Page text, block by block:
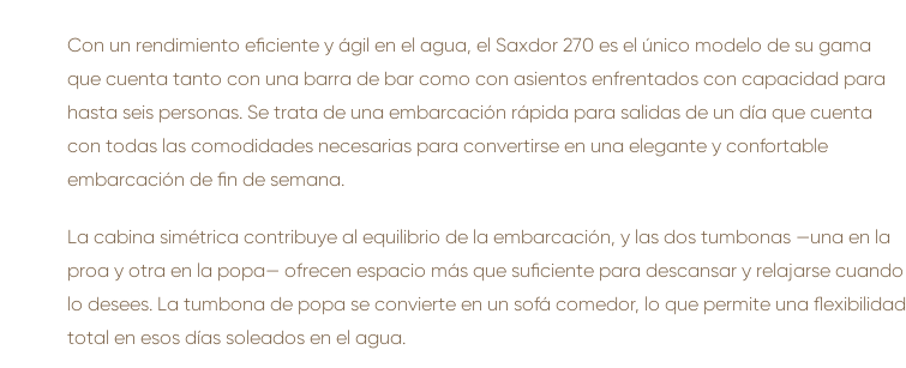
Con un rendimiento eficiente y ágil en el agua, el Saxdor 270 es el único modelo de su gama
que cuenta tanto con una barra de bar como con asientos enfrentados con capacidad para
hasta seis personas. Se trata de una embarcación rápida para salidas de un día que cuenta
con todas las comodidades necesarias para convertirse en una elegante y confortable
embarcación de fin de semana.
La cabina simétrica contribuye al equilibrio de la embarcación, y las dos tumbonas —una en la
proa y otra en la popa— ofrecen espacio más que suficiente para descansar y relajarse cuando
lo desees. La tumbona de popa se convierte en un sofá comedor, lo que permite una flexibilidad
total en esos días soleados en el agua.